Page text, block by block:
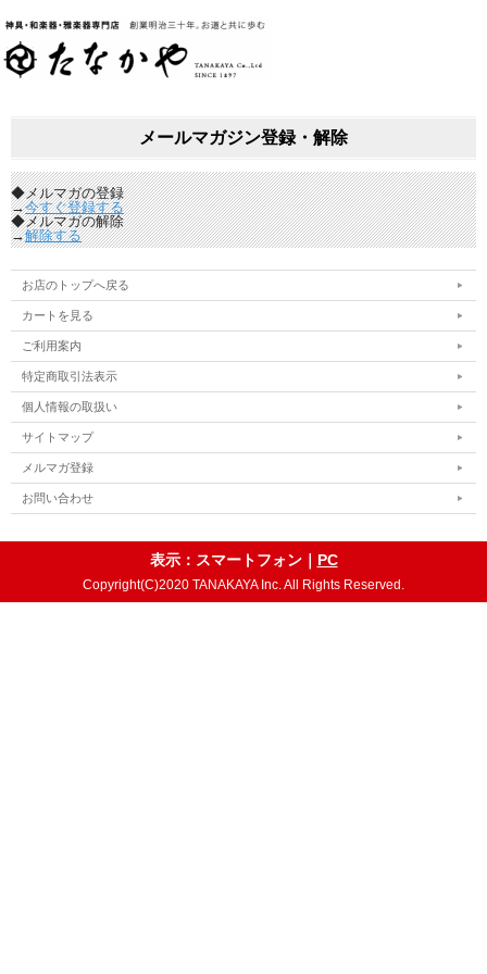
メールマガジン登録・解除
◆メルマガの登録
→今すぐ登録する
◆メルマガの解除
→解除する
お店のトップへ戻る
カートを見る
ご利用案内
特定商取引法表示
個人情報の取扱い
サイトマップ
メルマガ登録
お問い合わせ
表示：スマートフォン｜ PC
Copyright(C)2020 TANAKAYA Inc. All Rights Reserved.